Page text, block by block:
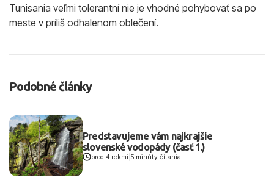
Tunisania veľmi tolerantní nie je vhodné pohybovať sa po
meste v príliš odhalenom oblečení.
Podobné články
Predstavujeme vám najkrajšie
slovenské vodopády (časť 1.)
pred 4 rokmi 5 minúty čítania